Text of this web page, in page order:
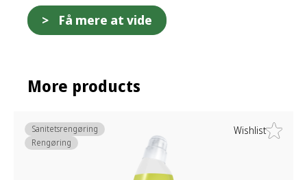
Få mere at vide
More products
Wishlist
Sanitetsrengøring
Rengøring